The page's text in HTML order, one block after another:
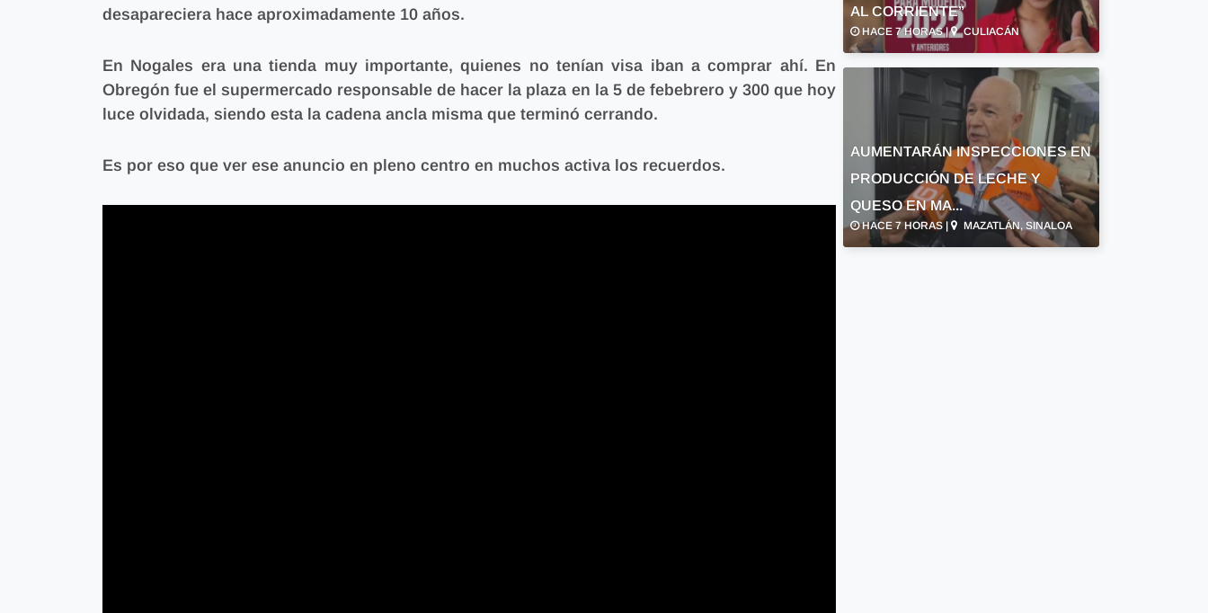
desapareciera hace aproximadamente 10 años.
En Nogales era una tienda muy importante, quienes no tenían visa iban a comprar ahí. En
Obregón fue el supermercado responsable de hacer la plaza en la 5 de febebrero y 300 que hoy
luce olvidada, siendo esta la cadena ancla misma que terminó cerrando.
Es por eso que ver ese anuncio en pleno centro en muchos activa los recuerdos.
AL CORRIENTE”
HACE 7 HORAS | CULIACÁN
AUMENTARÁN INSPECCIONES EN
PRODUCCIÓN DE LECHE Y
QUESO EN MA...
HACE 7 HORAS | MAZATLÁN, SINALOA